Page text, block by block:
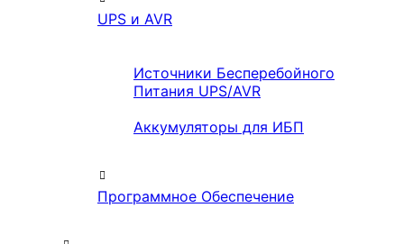
UPS и AVR
Источники Бесперебойного
Питания UPS/AVR
Аккумуляторы для ИБП
Программное Обеспечение